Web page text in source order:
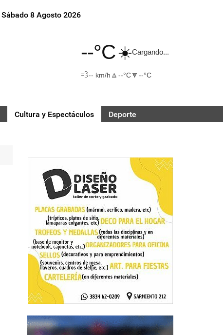
Sábado 8 Agosto 2026
--°C☀️Cargando...
💨-- km/h 🔼 --°C🔽 --°C
Cultura y Espectáculos Deporte